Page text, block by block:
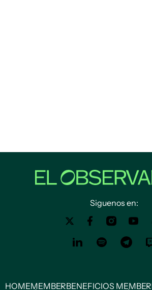
Siguenos en:
HOMEMEMBERBENEFICIOS MEMBER